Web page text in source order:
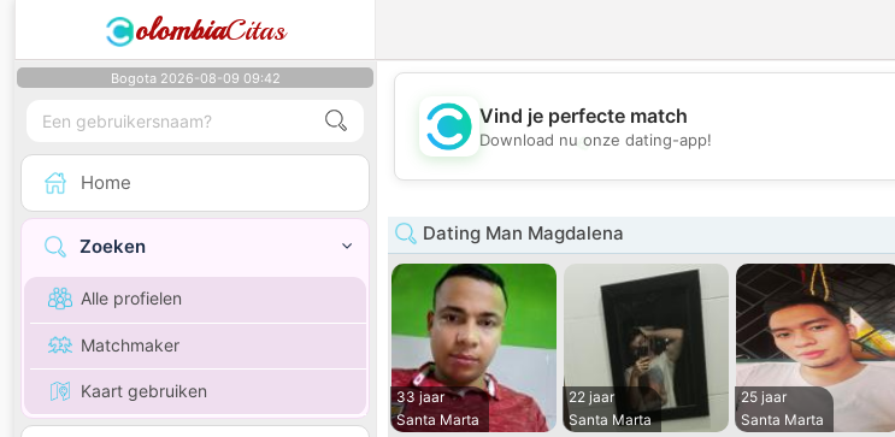
olombiaCitas
Bogota 2026-08-09 09:42
Home
Zoeken
Alle profielen
Matchmaker
Kaart gebruiken
Vind je perfecte match
Download nu onze dating-app!
Dating Man Magdalena
33 jaar
Santa Marta
22 jaar
Santa Marta
25 jaar
Santa Marta